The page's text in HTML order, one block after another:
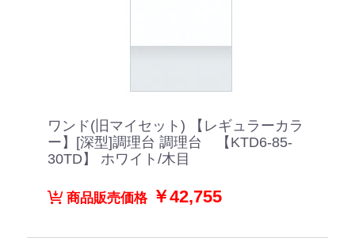
ワンド(旧マイセット) 【レギュラーカラ
ー】[深型]調理台 調理台 【KTD6-85-
30TD】 ホワイト/木目
商品販売価格￥42,755